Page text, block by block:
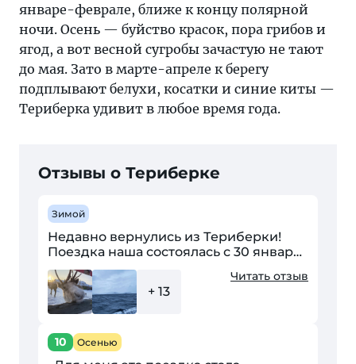
январе-феврале, ближе к концу полярной
ночи. Осень — буйство красок, пора грибов и
ягод, а вот весной сугробы зачастую не тают
до мая. Зато в марте-апреле к берегу
подплывают белухи, косатки и синие киты —
Териберка удивит в любое время года.
Отзывы о Териберке
Зимой
Недавно вернулись из Териберки!
Поездка наша состоялась с 30 января
по 6 февраля этого года. После
просмотра Левиафана захотелось
увидеть северные просторы,...
+ 13
Читать отзыв
10 Осенью